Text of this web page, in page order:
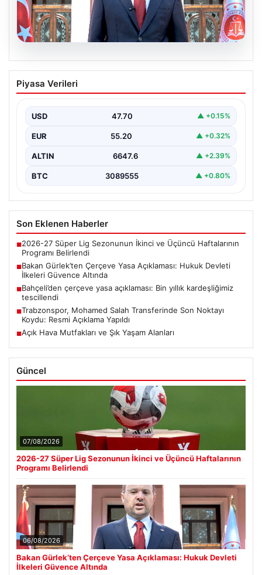
Bakan Gürlek’ten Çerçeve Yasa
Açıklaması: Hukuk Devleti İlkeleri
Adalet Bakanı Akın Gürlek, Türkiye’nin terörden
yeni çerçeve…
Piyasa Verileri
USD 47.70 ▲ +0.15%
EUR 55.20 ▲ +0.32%
ALTIN 6647.6 ▲ +2.39%
BTC 3089555 ▲ +0.80%
Son Eklenen Haberler
■2026-27 Süper Lig Sezonunun İkinci ve Üçüncü Haftalarının
Programı Belirlendi
■Bakan Gürlek’ten Çerçeve Yasa Açıklaması: Hukuk Devleti
İlkeleri Güvence Altında
■Bahçeli’den çerçeve yasa açıklaması: Bin yıllık kardeşliğimiz
tescillendi
■Trabzonspor, Mohamed Salah Transferinde Son Noktayı
Koydu: Resmi Açıklama Yapıldı
■Açık Hava Mutfakları ve Şık Yaşam Alanları
Güncel
07/08/2026
2026-27 Süper Lig Sezonunun İkinci ve Üçüncü Haftalarının
Programı Belirlendi
06/08/2026
Bakan Gürlek’ten Çerçeve Yasa Açıklaması: Hukuk Devleti
İlkeleri Güvence Altında